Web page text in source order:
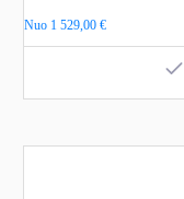
Nuo 1 529,00 €